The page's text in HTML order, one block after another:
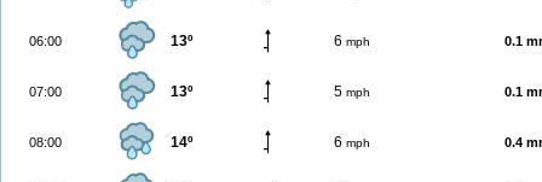
06:00 13º 6 mph 0.1
07:00 13º 5 mph 0.1
08:00 14º 6 mph 0.4